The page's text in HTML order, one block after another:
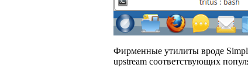
Фирменные утилиты вроде
upstream соответствующих